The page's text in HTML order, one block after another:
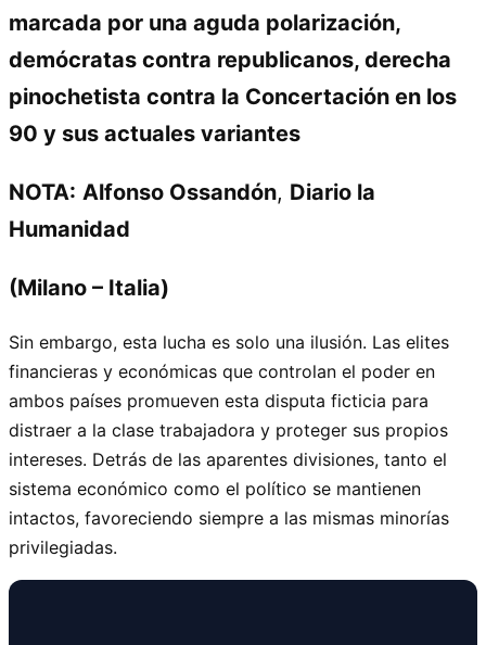
marcada por una aguda polarización,
demócratas contra republicanos, derecha
pinochetista contra la Concertación en los
90 y sus actuales variantes
NOTA: Alfonso Ossandón, Diario la
Humanidad
(Milano – Italia)
Sin embargo, esta lucha es solo una ilusión. Las elites
financieras y económicas que controlan el poder en
ambos países promueven esta disputa ficticia para
distraer a la clase trabajadora y proteger sus propios
intereses. Detrás de las aparentes divisiones, tanto el
sistema económico como el político se mantienen
intactos, favoreciendo siempre a las mismas minorías
privilegiadas.